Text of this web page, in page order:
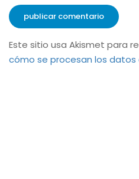
Este sitio usa Akismet para
cómo se procesan los